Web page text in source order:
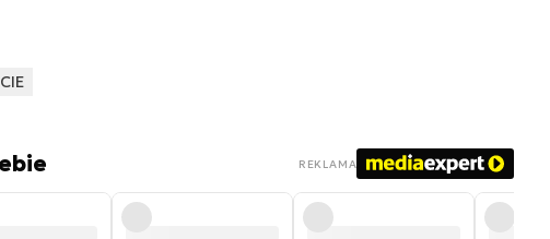
REKLAMA